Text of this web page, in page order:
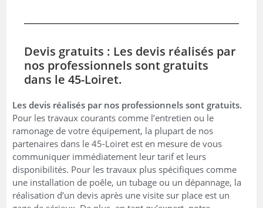
Devis gratuits : Les devis réalisés par
nos professionnels sont gratuits
dans le 45-Loiret.
Les devis réalisés par nos professionnels sont gratuits.
Pour les travaux courants comme l’entretien ou le
ramonage de votre équipement, la plupart de nos
partenaires dans le 45-Loiret est en mesure de vous
communiquer immédiatement leur tarif et leurs
disponibilités. Pour les travaux plus spécifiques comme
une installation de poêle, un tubage ou un dépannage, la
réalisation d’un devis après une visite sur place est un